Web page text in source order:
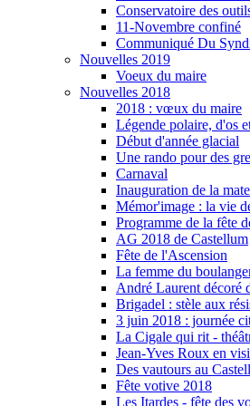
Conservatoire des
11-Novembre confiné
Communiqué Du
Nouvelles 2019
Voeux du maire
Nouvelles 2018
2018 : vœux du maire
Légende polaire, d'os
Début d'année glacial
Une rando pour des
Carnaval
Inauguration de la
Mémor'image : la vie
Programme de la fête
AG 2018 de Castellum
Fête de l'Ascension
La femme du
André Laurent décoré
Brigadel : stèle aux
3 juin 2018 : journée
La Cigale qui rit -
Jean-Yves Roux en
Des vautours au
Fête votive 2018
Les Itardes - fête des